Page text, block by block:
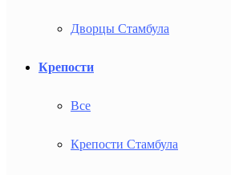
Дворцы Стамбула
Крепости
Все
Крепости Стамбула